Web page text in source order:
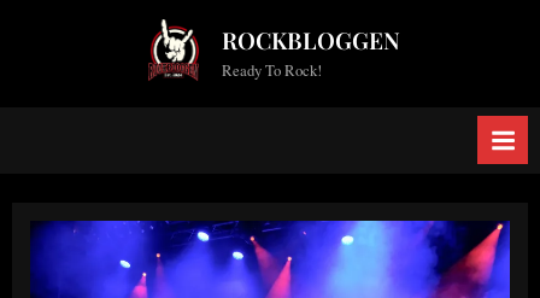
ROCKBLOGGEN
Ready To Rock!